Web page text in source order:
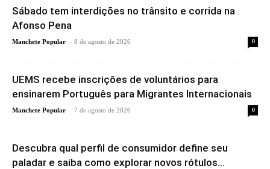
Sábado tem interdições no trânsito e corrida na
Afonso Pena
Manchete Popular - 8 de agosto de 2026 0
UEMS recebe inscrições de voluntários para
ensinarem Português para Migrantes Internacionais
Manchete Popular - 7 de agosto de 2026 0
Descubra qual perfil de consumidor define seu
paladar e saiba como explorar novos rótulos...